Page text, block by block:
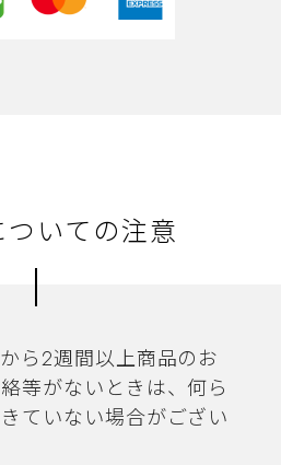
ついての注意
ら2週間以上商品のお
等がないときは、何ら
ていない場合がござい